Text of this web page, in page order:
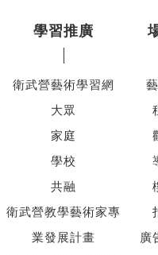
學習推廣
衛武營藝術學習網
大眾
家庭
學校
共融
衛武營教學藝術家專
業發展計畫
廣